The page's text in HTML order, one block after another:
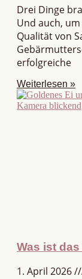
Drei Dinge
Und auch,
Qualität von
erfolgreiche
Weiterlesen »
Was ist
1. April 2026